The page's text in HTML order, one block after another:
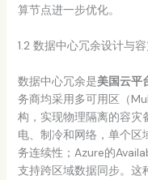
算节点进一步优化。
1.2 数据中心冗余设计与
数据中心冗余是美国云平
务商均采用多可用区（
构，实现物理隔离的容灾
电、制冷和网络，单个区
务连续性；Azure的
支持跨区域数据同步。这